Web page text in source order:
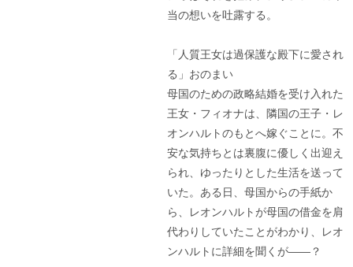
当の想いを吐露する。
「人質王女は過保護な殿下に愛され
る」おのまい
母国のための政略結婚を受け入れた
王女・フィオナは、隣国の王子・レ
オンハルトのもとへ嫁ぐことに。不
安な気持ちとは裏腹に優しく出迎え
られ、ゆったりとした生活を送って
いた。ある日、母国からの手紙か
ら、レオンハルトが母国の借金を肩
代わりしていたことがわかり、レオ
ンハルトに詳細を聞くが――？